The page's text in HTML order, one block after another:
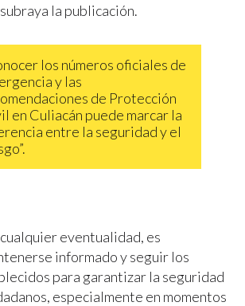
la publicación.
los números oficiales de
y las
de Protección
en Culiacán puede marcar la
entre la seguridad y el
eventualidad, es
informado y seguir los
para garantizar la seguridad
especialmente en momentos